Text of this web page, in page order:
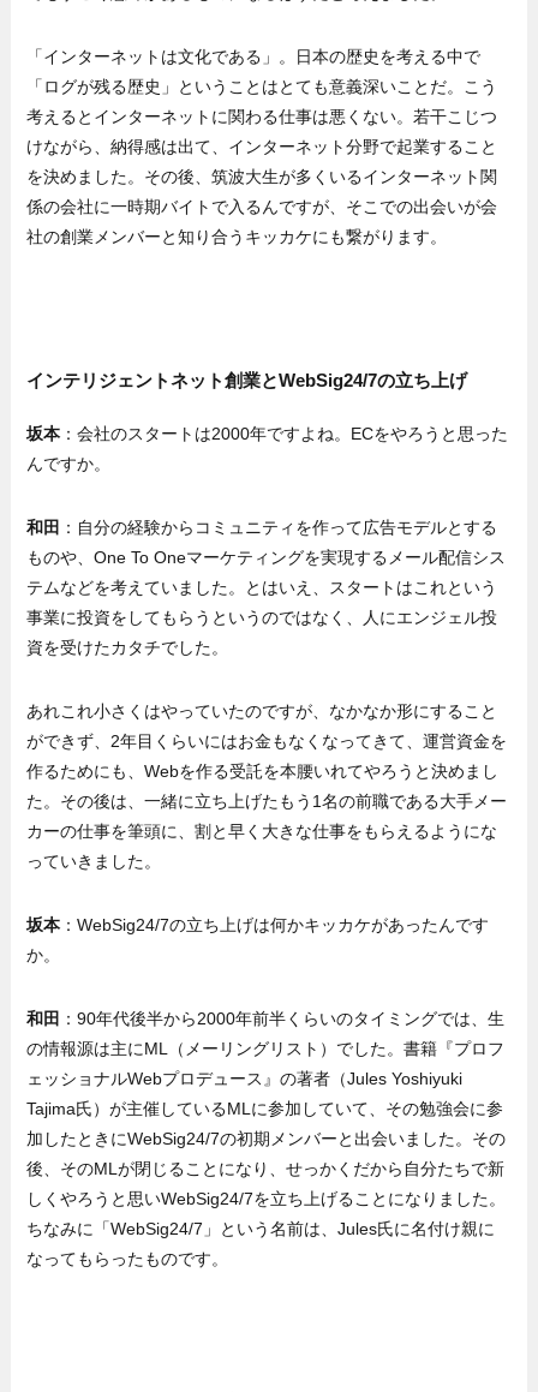
「インターネットは文化である」。日本の歴史を考える中で
「ログが残る歴史」ということはとても意義深いことだ。こう
考えるとインターネットに関わる仕事は悪くない。若干こじつ
けながら、納得感は出て、インターネット分野で起業すること
を決めました。その後、筑波大生が多くいるインターネット関
係の会社に一時期バイトで入るんですが、そこでの出会いが会
社の創業メンバーと知り合うキッカケにも繋がります。
インテリジェントネット創業とWebSig24/7の立ち上げ
坂本 ：会社のスタートは2000年ですよね。ECをやろうと思った
んですか。
和田 ：自分の経験からコミュニティを作って広告モデルとする
ものや、One To Oneマーケティングを実現するメール配信シス
テムなどを考えていました。とはいえ、スタートはこれという
事業に投資をしてもらうというのではなく、人にエンジェル投
資を受けたカタチでした。
あれこれ小さくはやっていたのですが、なかなか形にすること
ができず、2年目くらいにはお金もなくなってきて、運営資金を
作るためにも、Webを作る受託を本腰いれてやろうと決めまし
た。その後は、一緒に立ち上げたもう1名の前職である大手メー
カーの仕事を筆頭に、割と早く大きな仕事をもらえるようにな
っていきました。
坂本 ：WebSig24/7の立ち上げは何かキッカケがあったんです
か。
和田 ：90年代後半から2000年前半くらいのタイミングでは、生
の情報源は主にML（メーリングリスト）でした。書籍『プロフ
ェッショナルWebプロデュース』の著者（Jules Yoshiyuki
Tajima氏）が主催しているMLに参加していて、その勉強会に参
加したときにWebSig24/7の初期メンバーと出会いました。その
後、そのMLが閉じることになり、せっかくだから自分たちで新
しくやろうと思いWebSig24/7を立ち上げることになりました。
ちなみに「WebSig24/7」という名前は、Jules氏に名付け親に
なってもらったものです。